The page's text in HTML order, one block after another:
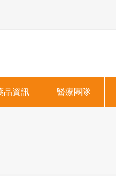
品資訊 醫療團隊